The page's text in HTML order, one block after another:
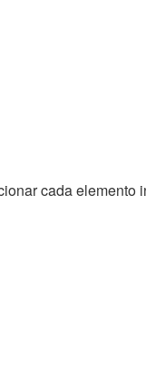
cada elemento